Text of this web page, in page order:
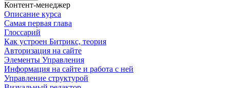
Контент-менеджер
Описание курса
Самая первая глава
Глоссарий
Как устроен Битрикс, теория
Авторизация на сайте
Элементы Управления
Информация на сайте и работа с ней
Управление структурой